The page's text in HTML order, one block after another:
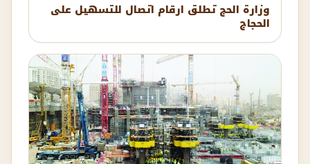
وزارة الحج تطلق ارقام اتصال للتسهيل على
الحجاج